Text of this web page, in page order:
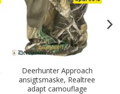
Deerhunter Approach
ansigtsmaske, Realtree
adapt camouflage